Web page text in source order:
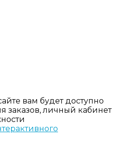
вам будет доступно
заказов, личный кабинет